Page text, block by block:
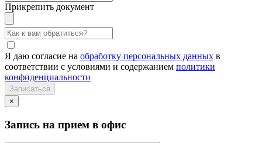
Прикрепить документ
Я даю согласие на обработку персональных данных в
соответствии с условиями и содержанием политики
конфиденциальности
×
Запись на прием в офис